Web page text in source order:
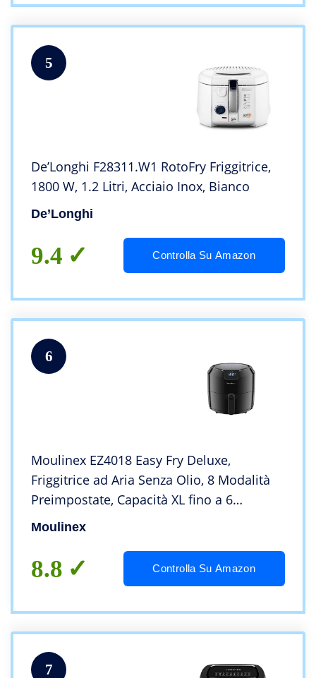
5
De’Longhi F28311.W1 RotoFry Friggitrice,
1800 W, 1.2 Litri, Acciaio Inox, Bianco
De’Longhi
9.4 Controlla Su Amazon
6
Moulinex EZ4018 Easy Fry Deluxe,
Friggitrice ad Aria Senza Olio, 8 Modalità
Preimpostate, Capacità XL fino a 6
Persone, 80° a 200° C
Moulinex
8.8 Controlla Su Amazon
7